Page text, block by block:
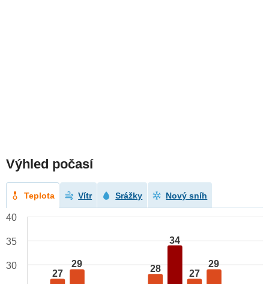
Výhled počasí
Teplota Vítr Srážky Nový sníh
27
29 28
34
27
29
40
35
30